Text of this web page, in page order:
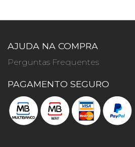
AJUDA NA COMPRA
Perguntas Frequentes
PAGAMENTO SEGURO